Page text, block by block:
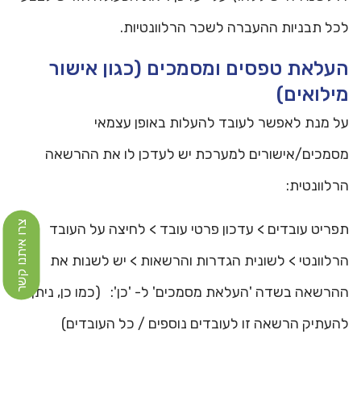
לכל תבניות ההעברה לשכר הרלוונטיות.
העלאת טפסים ומסמכים (כגון אישור
מילואים)
על מנת לאפשר לעובד להעלות באופן עצמאי
מסמכים/אישורים למערכת יש לעדכן לו את ההרשאה
הרלוונטית:
תפריט עובדים > עדכון פרטי עובד > לחיצה על העובד
הרלוונטי > לשונית הגדרות והרשאות > יש לשנות את
ההרשאה בשדה 'העלאת מסמכים' ל- 'כן': (כמו כן, ניתן
להעתיק הרשאה זו לעובדים נוספים / כל העובדים)
צרו איתנו קשר